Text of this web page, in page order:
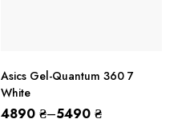
Asics Gel-Quantum 360 7
White
4890 ₴–5490 ₴